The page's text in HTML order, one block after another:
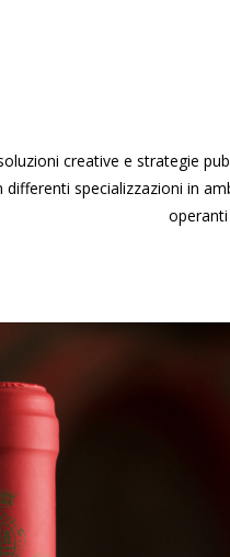
creative e strategie
specializzazioni in